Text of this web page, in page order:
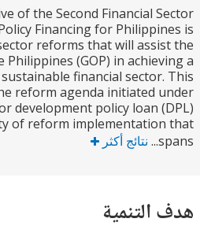
of the Second Financial
Policy Financing for
sector reforms that will
of the Philippines (GOP) in
and sustainable financial
on the reform agenda initiated
sector development policy loan
of reform
نتائج أكثر